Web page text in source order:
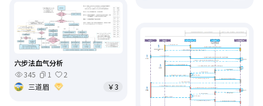
六步法血气分析
345
1
2
三道眉
￥3